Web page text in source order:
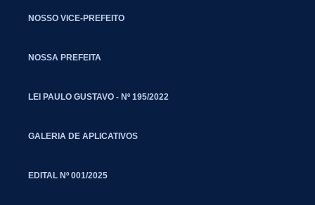
NOSSO VICE-PREFEITO
NOSSA PREFEITA
LEI PAULO GUSTAVO - Nº 195/2022
GALERIA DE APLICATIVOS
EDITAL Nº 001/2025